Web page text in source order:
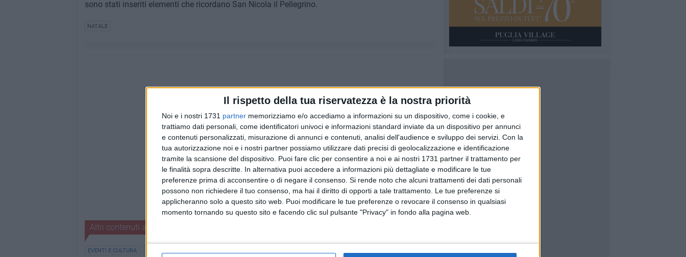
Il rispetto della tua riservatezza è la nostra priorità
Noi e i nostri 1731 partner memorizziamo e/o accediamo a informazioni su un dispositivo, come i cookie, e
trattiamo dati personali, come identificatori univoci e informazioni standard inviate da un dispositivo per annunci
e contenuti personalizzati, misurazione di annunci e contenuti, analisi dell'audience e sviluppo dei servizi. Con la
tua autorizzazione noi e i nostri partner possiamo utilizzare dati precisi di geolocalizzazione e identificazione
tramite la scansione del dispositivo. Puoi fare clic per consentire a noi e ai nostri 1731 partner il trattamento per
le finalità sopra descritte. In alternativa puoi accedere a informazioni più dettagliate e modificare le tue
preferenze prima di acconsentire o di negare il consenso. Si rende noto che alcuni trattamenti dei dati personali
possono non richiedere il tuo consenso, ma hai il diritto di opporti a tale trattamento. Le tue preferenze si
applicheranno solo a questo sito web. Puoi modificare le tue preferenze o revocare il consenso in qualsiasi
momento tornando su questo sito e facendo clic sul pulsante "Privacy" in fondo alla pagina web.
sono stati inseriti elementi che ricordano San Nicola il Pellegrino.
NATALE
Altri contenuti a tema
EVENTI E CULTURA